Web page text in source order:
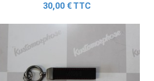
30,00 € TTC